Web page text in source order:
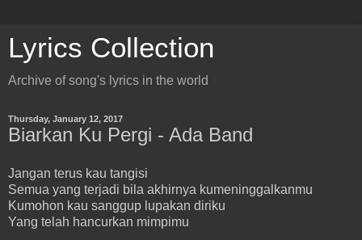
Lyrics Collection
Archive of song's lyrics in the world
Thursday, January 12, 2017
Biarkan Ku Pergi - Ada Band
Jangan terus kau tangisi
Semua yang terjadi bila akhirnya kumeninggalkanmu
Kumohon kau sanggup lupakan diriku
Yang telah hancurkan mimpimu